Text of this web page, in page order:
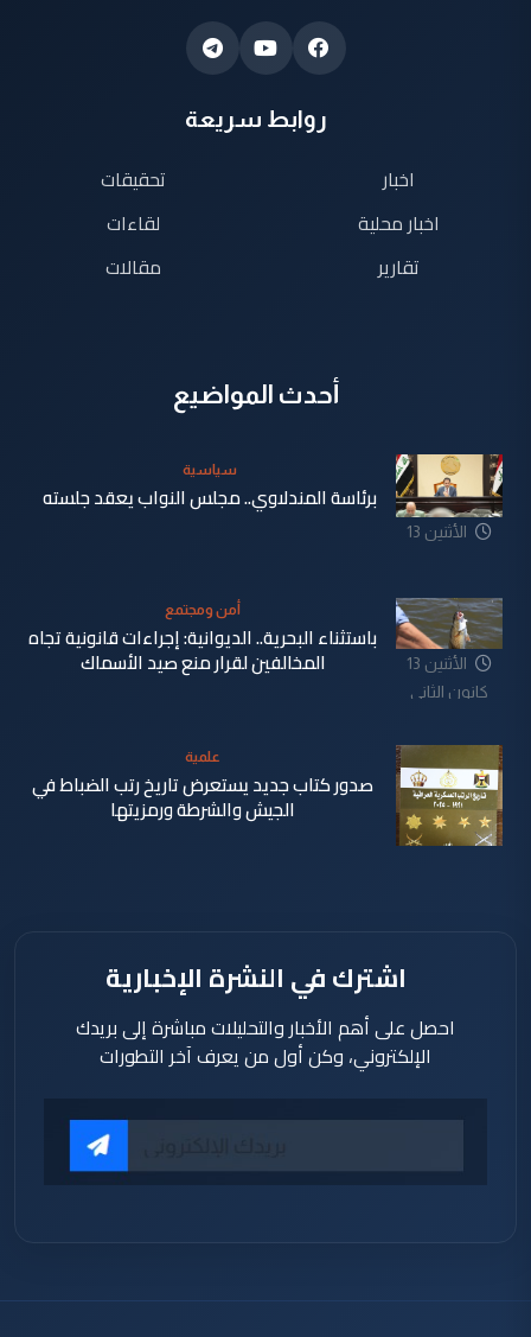
روابط سريعة
اخبار
اخبار محلية
تقارير
تحقيقات
لقاءات
مقالات
أحدث المواضيع
الأثنين 13
سياسية
برئاسة المندلاوي.. مجلس النواب يعقد جلسته
الأثنين 13
كانون الثاني
أمن ومجتمع
باستثناء البحرية.. الديوانية: إجراءات قانونية تجاه
المخالفين لقرار منع صيد الأسماك
علمية
صدور كتاب جديد يستعرض تاريخ رتب الضباط في
الجيش والشرطة ورمزيتها
اشترك في النشرة الإخبارية
احصل على أهم الأخبار والتحليلات مباشرة إلى بريدك
الإلكتروني، وكن أول من يعرف آخر التطورات